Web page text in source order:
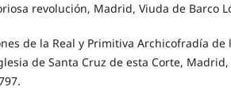
revolución, Madrid, Viuda de Barco
de la Real y Primitiva Archicofradía de
de Santa Cruz de esta Corte,